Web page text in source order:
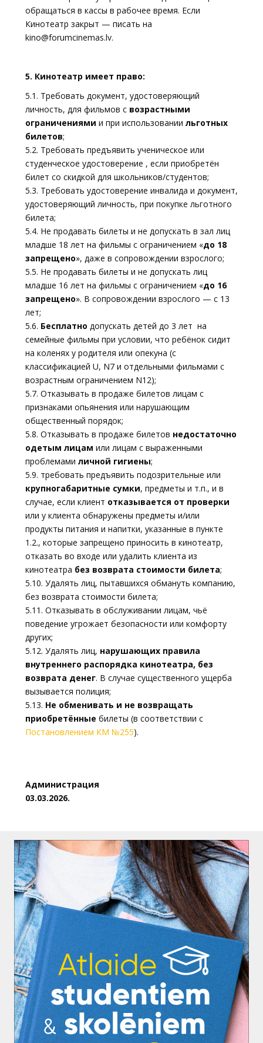
обращаться в кассы в рабочее время. Если
Кинотеатр закрыт — писать на
kino@forumcinemas.lv.
5. Кинотеатр имеет право:
5.1. Требовать документ, удостоверяющий
личность, для фильмов с возрастными
ограничениями и при использовании льготных
билетов;
5.2. Требовать предъявить ученическое или
студенческое удостоверение , если приобретён
билет со скидкой для школьников/студентов;
5.3. Требовать удостоверение инвалида и документ,
удостоверяющий личность, при покупке льготного
билета;
5.4. Не продавать билеты и не допускать в зал лиц
младше 18 лет на фильмы с ограничением «до 18
запрещено», даже в сопровождении взрослого;
5.5. Не продавать билеты и не допускать лиц
младше 16 лет на фильмы с ограничением «до 16
запрещено». В сопровождении взрослого — с 13
лет;
5.6. Бесплатно допускать детей до 3 лет на
семейные фильмы при условии, что ребёнок сидит
на коленях у родителя или опекуна (с
классификацией U, N7 и отдельными фильмами с
возрастным ограничением N12);
5.7. Отказывать в продаже билетов лицам с
признаками опьянения или нарушающим
общественный порядок;
5.8. Отказывать в продаже билетов недостаточно
одетым лицам или лицам с выраженными
проблемами личной гигиены;
5.9. требовать предъявить подозрительные или
крупногабаритные сумки, предметы и т.п., и в
случае, если клиент отказывается от проверки
или у клиента обнаружены предметы и/или
продукты питания и напитки, указанные в пункте
1.2., которые запрещено приносить в кинотеатр,
отказать во входе или удалить клиента из
кинотеатра без возврата стоимости билета;
5.10. Удалять лиц, пытавшихся обмануть компанию,
без возврата стоимости билета;
5.11. Отказывать в обслуживании лицам, чьё
поведение угрожает безопасности или комфорту
других;
5.12. Удалять лиц, нарушающих правила
внутреннего распорядка кинотеатра, без
возврата денег. В случае существенного ущерба
вызывается полиция;
5.13. Не обменивать и не возвращать
приобретённые билеты (в соответствии с
Постановлением КМ №255).
Администрация
03.03.2026.